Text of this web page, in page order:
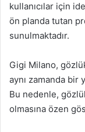
kullanıcılar için
ön planda tutan
sunulmaktadır.
Gigi Milano,
aynı zamanda bir
Bu nedenle,
olmasına özen